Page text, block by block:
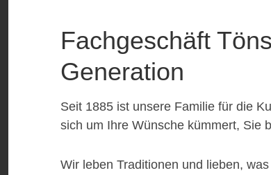
Fachgeschäft
Generation
Seit 1885 ist unsere Familie für die
sich um Ihre Wünsche kümmert, Sie
Wir leben Traditionen und lieben,